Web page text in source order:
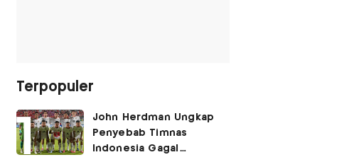
Terpopuler
John Herdman Ungkap
Penyebab Timnas
Indonesia Gagal